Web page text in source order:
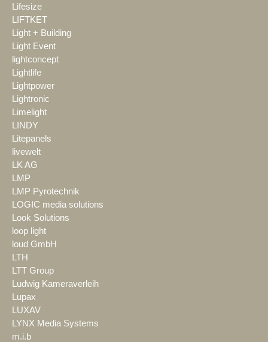
Lifesize
LIFTKET
Light + Building
Light Event
lightconcept
Lightlife
Lightpower
Lightronic
Limelight
LINDY
Litepanels
livewelt
LK AG
LMP
LMP Pyrotechnik
LOGIC media solutions
Look Solutions
loop light
loud GmbH
LTH
LTT Group
Ludwig Kameraverleih
Lupax
LUXAV
LYNX Media Systems
m.i.b